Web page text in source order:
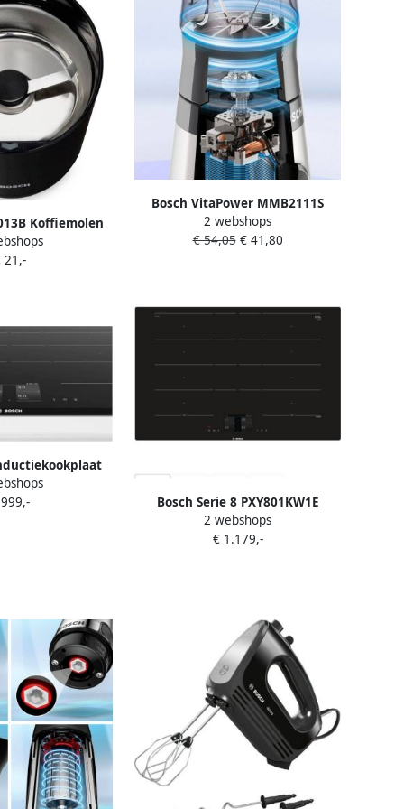
Koffiemolen
-180W
21,-
Bosch VitaPower MMB2111S
blender 0 6 l Blender voor op
aanrecht 450 W Roestvrijstaal
2 webshops
€ 54,05€ 41,80
PXY875KW1E
sensor voor
Bosch Serie 8 PXY801KW1E
kookplaat Zwart Ingebouwd
Zone van inductiekookplaat 4
2 webshops
€ 1.179,-